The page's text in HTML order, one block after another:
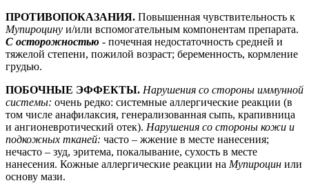
ПРОТИВОПОКАЗАНИЯ. Повышенная чувствительность к
Мупироцину и/или вспомогательным компонентам препарата.
С осторожностью - почечная недостаточность средней и
тяжелой степени, пожилой возраст; беременность, кормление
грудью.
ПОБОЧНЫЕ ЭФФЕКТЫ. Нарушения со стороны иммунной
системы: очень редко: системные аллергические реакции (в
том числе анафилаксия, генерализованная сыпь, крапивница
и ангионевротический отек). Нарушения со стороны кожи и
подкожных тканей: часто – жжение в месте нанесения;
нечасто – зуд, эритема, покалывание, сухость в месте
нанесения. Кожные аллергические реакции на Мупироцин или
основу мази.